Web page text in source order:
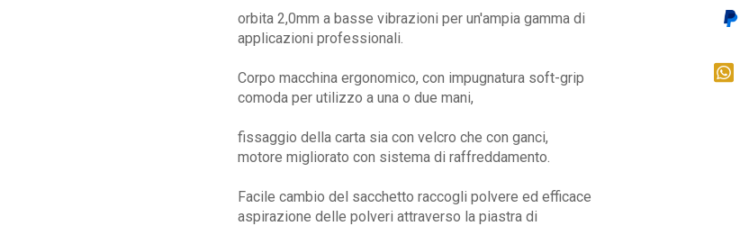
orbita 2,0mm a basse vibrazioni per un'ampia gamma di
applicazioni professionali.
Corpo macchina ergonomico, con impugnatura soft-grip
comoda per utilizzo a una o due mani,
fissaggio della carta sia con velcro che con ganci,
motore migliorato con sistema di raffreddamento.
Facile cambio del sacchetto raccogli polvere ed efficace
aspirazione delle polveri attraverso la piastra di